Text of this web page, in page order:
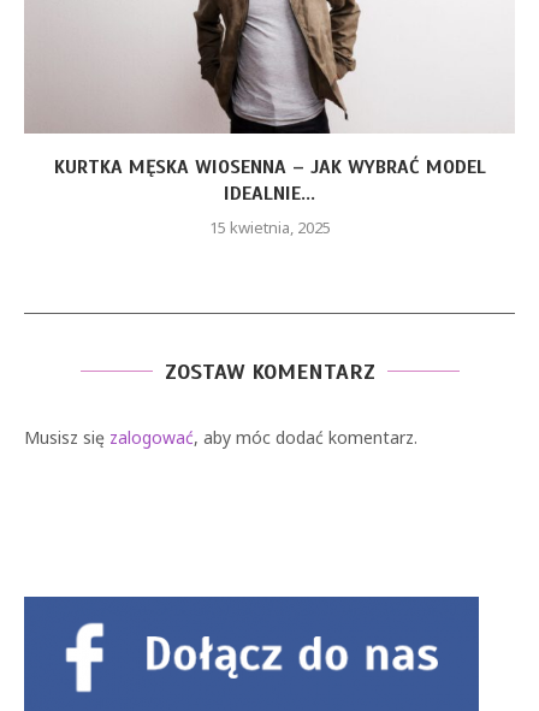
KURTKA MĘSKA WIOSENNA – JAK WYBRAĆ MODEL
IDEALNIE...
15 kwietnia, 2025
ZOSTAW KOMENTARZ
Musisz się zalogować, aby móc dodać komentarz.